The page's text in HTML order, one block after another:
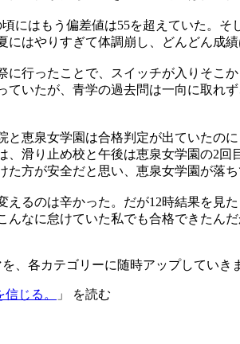
にはもう偏差値は55を超えていた。
にはやりすぎて体調崩し、どんどん成
に行ったことで、スイッチが入りそこ
ていたが、青学の過去問は一向に取れ
と恵泉女学園は合格判定が出ていたの
、滑り止め校と午後は恵泉女学園の2
た方が安全だと思い、恵泉女学園が落
えるのは辛かった。だが12時結果を見
んなに怠けていた私でも合格できたん
、各カテゴリーに随時アップしていき
じる。 」 を読む